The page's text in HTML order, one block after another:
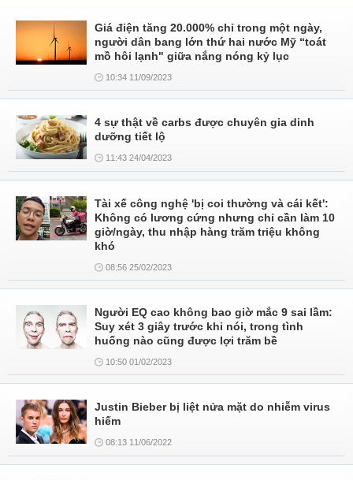
Giá điện tăng 20.000% chỉ trong một ngày,
người dân bang lớn thứ hai nước Mỹ “toát
mồ hôi lạnh" giữa nắng nóng kỷ lục
10:34 11/09/2023
4 sự thật về carbs được chuyên gia dinh
dưỡng tiết lộ
11:43 24/04/2023
Tài xế công nghệ 'bị coi thường và cái kết':
Không có lương cứng nhưng chỉ cần làm 10
giờ/ngày, thu nhập hàng trăm triệu không
khó
08:56 25/02/2023
Người EQ cao không bao giờ mắc 9 sai lầm:
Suy xét 3 giây trước khi nói, trong tình
huống nào cũng được lợi trăm bề
10:50 01/02/2023
Justin Bieber bị liệt nửa mặt do nhiễm virus
hiếm
08:13 11/06/2022